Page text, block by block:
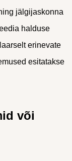
jälgijaskonna
halduse
erinevate
esitatakse
või